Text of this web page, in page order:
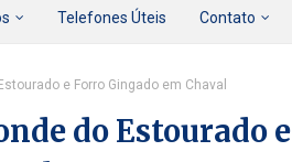
Telefones Úteis Contato
e Forro Gingado em Chaval
do Estourado e